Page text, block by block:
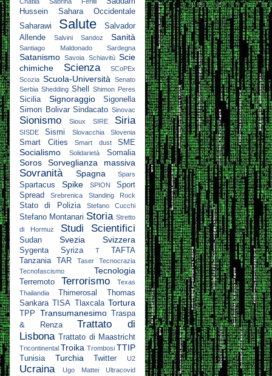
Hussein
Sahara Occidentale
Saharawi
Salute
Salvador
Allende
Salvini Sandoz Sanità
Santiago Maldonado Sardegna
Satanismo Savoia Schiavitù Scie
chimiche
Scienza
SCoPEx
Scozia Scuola-Università
Senato
Serbia Shedding Shell Shimon Peres
Sicilia Signoraggio
Sigonella
Simon Bolivar Sindacato Sinovac
Sionismo Sioux SIRE Siria
SISDE Sismi Slovacchia Slovenia
Smart Cities Smart dust SME
Socialismo Solidarietà Somalia
Soros Sorveglianza massiva
Sovranità Spagna Spars
Spartacus Spike SPION
Sport
Spread
Srebrenica Standing Rock
Stato di Polizia Stefano Cucchi
Stefano Montanari Storia Stretto
di Hormuz
Studi Scientifici
Sudan Svezia Svizzera
Sygenta Syriza T
TAFTA
Tanzania
TAR Taser
Tecnocrazia
Tecnofascismo
Tecnologia
Terremoto Terrorismo
Texas
Thailandia
Thimerosal
Thomas
Sankara
TISA Tlaxcala Tortura
TPP Transumanesimo
Traspa
& Renza
Trattato di
Lisbona
Trattato di Maastricht
Tricontinental Troika Trombosi TTIP
Tunisia Turchia Twitter U2
Ucraina Ugo Mattei Ultracovid